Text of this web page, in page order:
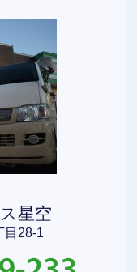
星空
目28-1